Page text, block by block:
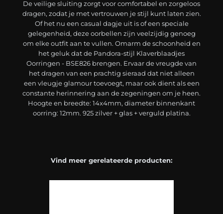
De veilige sluiting zorgt voor comfortabel en zorgeloos
dragen, zodat je met vertrouwen je stijl kunt laten zien.
Of het nu een casual dagje uit is of een speciale
gelegenheid, deze oorbellen zijn veelzijdig genoeg
om elke outfit aan te vullen. Omarm de schoonheid en
het geluk dat de Pandora-stijl Klaverblaadjes
Oorringen - BSE826 brengen. Ervaar de vreugde van
het dragen van een prachtig sieraad dat niet alleen
een vleugje glamour toevoegt, maar ook dient als een
constante herinnering aan de zegeningen om je heen.
Hoogte en breedte: 14x4mm, diameter binnenkant
oorring: 12mm. 925 zilver + glas + verguld platina.
Vind meer gerelateerde producten: